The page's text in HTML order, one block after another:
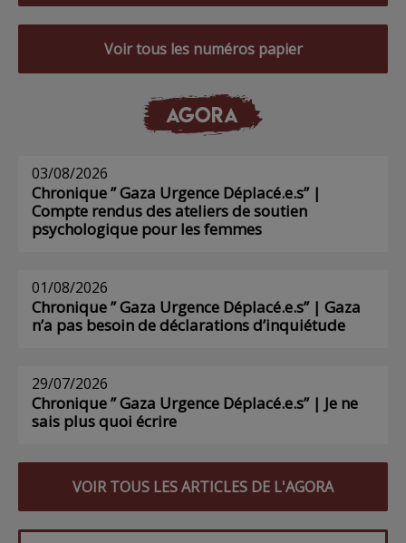
Voir tous les numéros papier
AGORA
03/08/2026
Chronique ” Gaza Urgence Déplacé.e.s” |
Compte rendus des ateliers de soutien
psychologique pour les femmes
01/08/2026
Chronique ” Gaza Urgence Déplacé.e.s” | Gaza
n’a pas besoin de déclarations d’inquiétude
29/07/2026
Chronique ” Gaza Urgence Déplacé.e.s” | Je ne
sais plus quoi écrire
VOIR TOUS LES ARTICLES DE L'AGORA